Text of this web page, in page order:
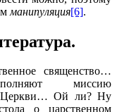
манипуляция[6].
священство…
миссию
Церкви… Ой ли? Ну
о царственном